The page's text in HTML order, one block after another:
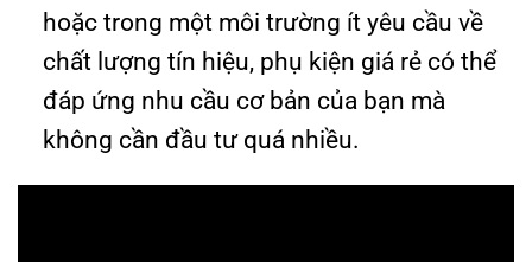
hoặc trong một môi trường ít yêu cầu về
chất lượng tín hiệu, phụ kiện giá rẻ có thể
đáp ứng nhu cầu cơ bản của bạn mà
không cần đầu tư quá nhiều.